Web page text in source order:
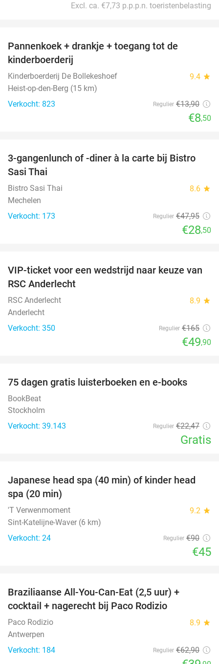
Excl. ca. €7,73 p.p.p.n. toeristenbelasting
Pannenkoek + drankje + toegang tot de
kinderboerderij
Kinderboerderij De Bollekeshoef 9.4 star
Heist-op-den-Berg (15 km)
Verkocht: 823
Regulier €13,90
€8,50
41%
3-gangenlunch of -diner à la carte bij Bistro
Sasi Thai
Bistro Sasi Thai 8.6 star
Mechelen
Verkocht: 173
Regulier €47,95
€28,50
70%
VIP-ticket voor een wedstrijd naar keuze van
RSC Anderlecht
RSC Anderlecht 8.9 star
Anderlecht
Verkocht: 350
Regulier €165
€49,90
75 dagen gratis luisterboeken en e-books
BookBeat
Stockholm
Verkocht: 39.143
Regulier €22,47
Gratis
50%
Japanese head spa (40 min) of kinder head
spa (20 min)
'T Verwenmoment 9.2 star
Sint-Katelijne-Waver (6 km)
Verkocht: 24
Regulier €90
€45
Braziliaanse All-You-Can-Eat (2,5 uur) +
cocktail + nagerecht bij Paco Rodizio
Paco Rodizio 8.9 star
Antwerpen
Verkocht: 184
Regulier €62,90